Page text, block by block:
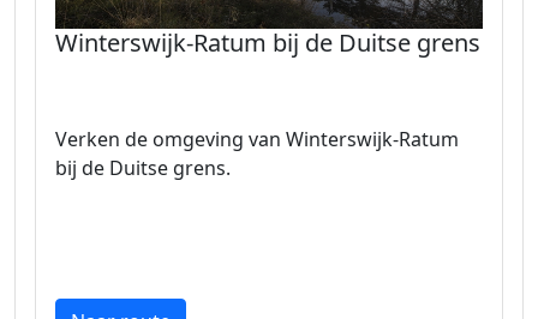
Winterswijk-Ratum bij de Duitse grens
Verken de omgeving van Winterswijk-Ratum
bij de Duitse grens.